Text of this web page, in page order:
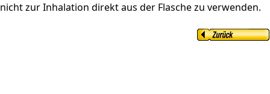
nicht zur Inhalation direkt aus der Flasche zu verwenden.